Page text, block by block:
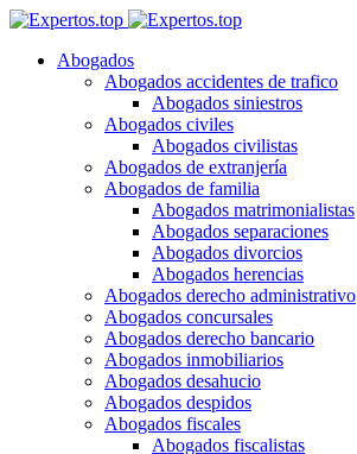
Abogados
Abogados accidentes de trafico
Abogados siniestros
Abogados civiles
Abogados civilistas
Abogados de extranjería
Abogados de familia
Abogados matrimonialistas
Abogados separaciones
Abogados divorcios
Abogados herencias
Abogados derecho administrativo
Abogados concursales
Abogados derecho bancario
Abogados inmobiliarios
Abogados desahucio
Abogados despidos
Abogados fiscales
Abogados fiscalistas